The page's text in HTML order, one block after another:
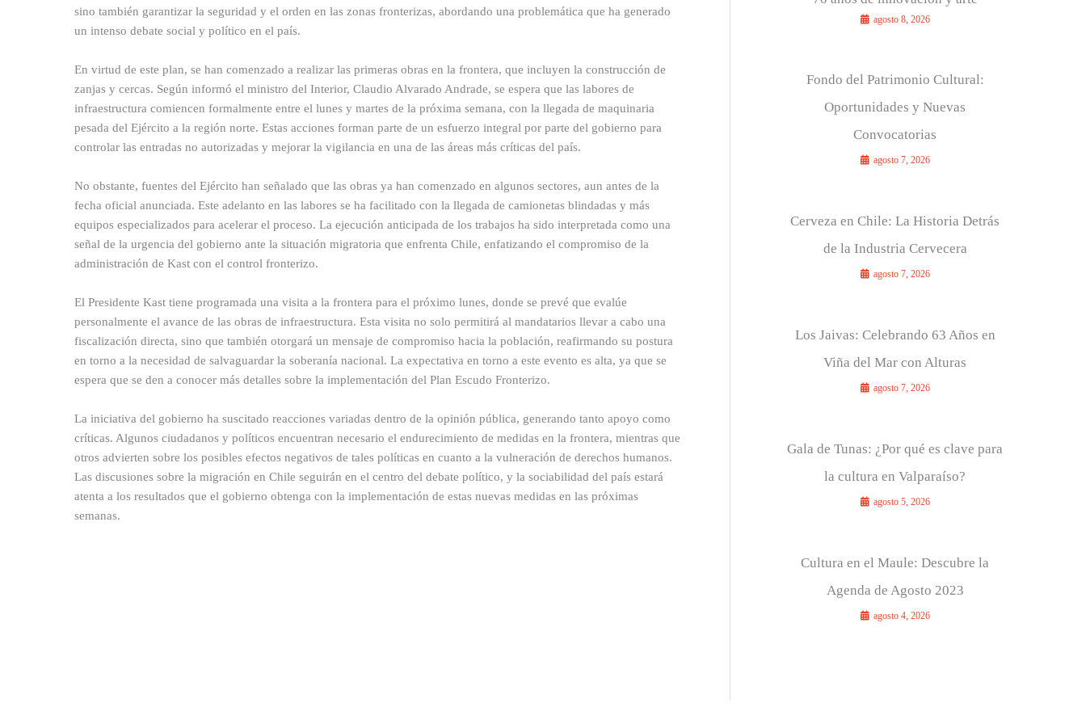
sino también garantizar la seguridad y el orden en las zonas fronterizas, abordando una problemática que ha generado
un intenso debate social y político en el país.
En virtud de este plan, se han comenzado a realizar las primeras obras en la frontera, que incluyen la construcción de
zanjas y cercas. Según informó el ministro del Interior, Claudio Alvarado Andrade, se espera que las labores de
infraestructura comiencen formalmente entre el lunes y martes de la próxima semana, con la llegada de maquinaria
pesada del Ejército a la región norte. Estas acciones forman parte de un esfuerzo integral por parte del gobierno para
controlar las entradas no autorizadas y mejorar la vigilancia en una de las áreas más críticas del país.
No obstante, fuentes del Ejército han señalado que las obras ya han comenzado en algunos sectores, aun antes de la
fecha oficial anunciada. Este adelanto en las labores se ha facilitado con la llegada de camionetas blindadas y más
equipos especializados para acelerar el proceso. La ejecución anticipada de los trabajos ha sido interpretada como una
señal de la urgencia del gobierno ante la situación migratoria que enfrenta Chile, enfatizando el compromiso de la
administración de Kast con el control fronterizo.
El Presidente Kast tiene programada una visita a la frontera para el próximo lunes, donde se prevé que evalúe
personalmente el avance de las obras de infraestructura. Esta visita no solo permitirá al mandatarios llevar a cabo una
fiscalización directa, sino que también otorgará un mensaje de compromiso hacia la población, reafirmando su postura
en torno a la necesidad de salvaguardar la soberanía nacional. La expectativa en torno a este evento es alta, ya que se
espera que se den a conocer más detalles sobre la implementación del Plan Escudo Fronterizo.
La iniciativa del gobierno ha suscitado reacciones variadas dentro de la opinión pública, generando tanto apoyo como
críticas. Algunos ciudadanos y políticos encuentran necesario el endurecimiento de medidas en la frontera, mientras que
otros advierten sobre los posibles efectos negativos de tales políticas en cuanto a la vulneración de derechos humanos.
Las discusiones sobre la migración en Chile seguirán en el centro del debate político, y la sociabilidad del país estará
atenta a los resultados que el gobierno obtenga con la implementación de estas nuevas medidas en las próximas
semanas.
agosto 8, 2026
Fondo del Patrimonio Cultural:
Oportunidades y Nuevas
Convocatorias
agosto 7, 2026
Cerveza en Chile: La Historia Detrás
de la Industria Cervecera
agosto 7, 2026
Los Jaivas: Celebrando 63 Años en
Viña del Mar con Alturas
agosto 7, 2026
Gala de Tunas: ¿Por qué es clave para
la cultura en Valparaíso?
agosto 5, 2026
Cultura en el Maule: Descubre la
Agenda de Agosto 2023
agosto 4, 2026